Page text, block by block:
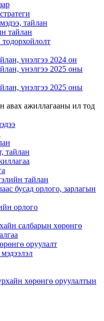
тайлан
тайлан
үнэлгээ 2024 он
үнэлгээ 2025 оны
үнэлгээ 2025 оны
авах ажиллагааны ил тод
тайлан
тайлан
бусад орлого, зарлагын
орлого
салбарын хөрөнгө
оруулалт
хөрөнгө оруулалтын